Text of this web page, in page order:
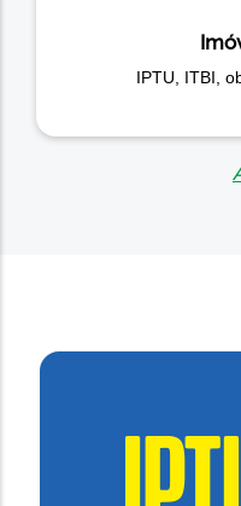
IPTU, ITBI,